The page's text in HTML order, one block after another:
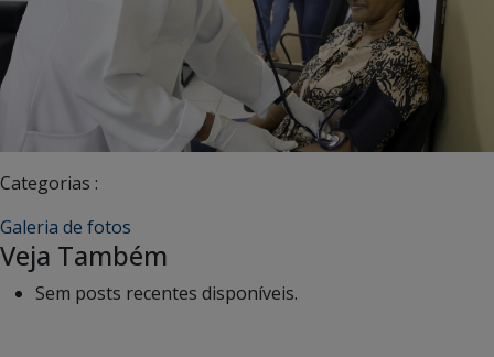
Categorias :
Galeria de fotos
Veja Também
Sem posts recentes disponíveis.